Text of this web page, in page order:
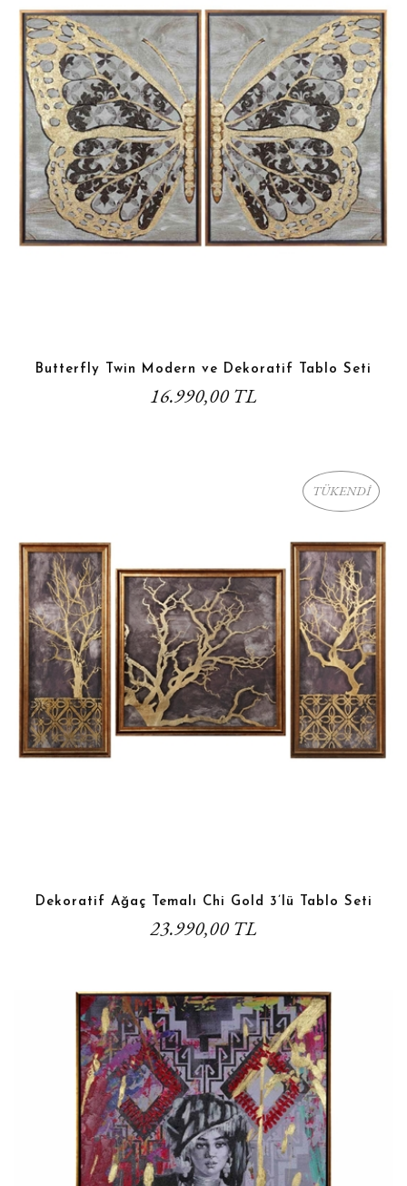
Butterfly Twin Modern ve Dekoratif Tablo Seti
16.990,00 TL
TÜKENDİ
Dekoratif Ağaç Temalı Chi Gold 3’lü Tablo Seti
23.990,00 TL